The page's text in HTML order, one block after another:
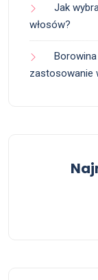
Jak
włosów?
zastosowanie